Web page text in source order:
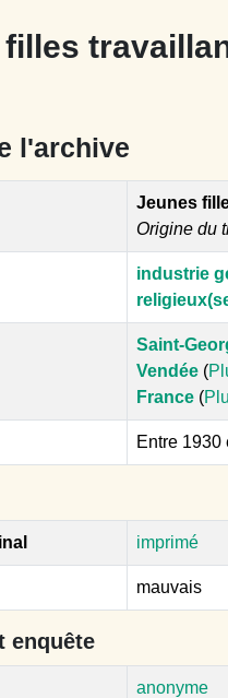
l'archive
Jeunes
Origine du
industrie
Saint-
Vendée (
France (
Entre 1930
imprimé
mauvais
enquête
anonyme